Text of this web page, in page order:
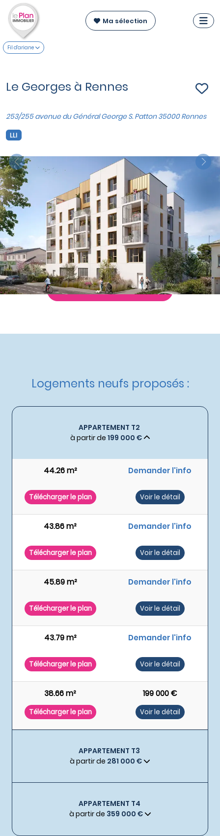
Ma sélection
Fil d'ariane
Le Georges à Rennes
253/255 avenue du Général George S. Patton 35000 Rennes
LLI
Previous
Next
VOIR SUR LA CARTE
Appartements du T2 au T4
à partir de199 000 €
Nos autres appartements neufsà Rennes
4ème trimestre 2027
Etat d'avancement :Nouveau programme
Éligible :TVA réduite,Logement Locatif Intermédiaire
Demande de documentation
Logements neufs proposés :
APPARTEMENT T2
à partir de 199 000 €
44.26 m² Demander l'info
Télécharger le plan Voir le détail
43.86 m² Demander l'info
Télécharger le plan Voir le détail
45.89 m² Demander l'info
Télécharger le plan Voir le détail
43.79 m² Demander l'info
Télécharger le plan Voir le détail
38.66 m² 199 000 €
Télécharger le plan Voir le détail
APPARTEMENT T3
à partir de 281 000 €
APPARTEMENT T4
à partir de 359 000 €